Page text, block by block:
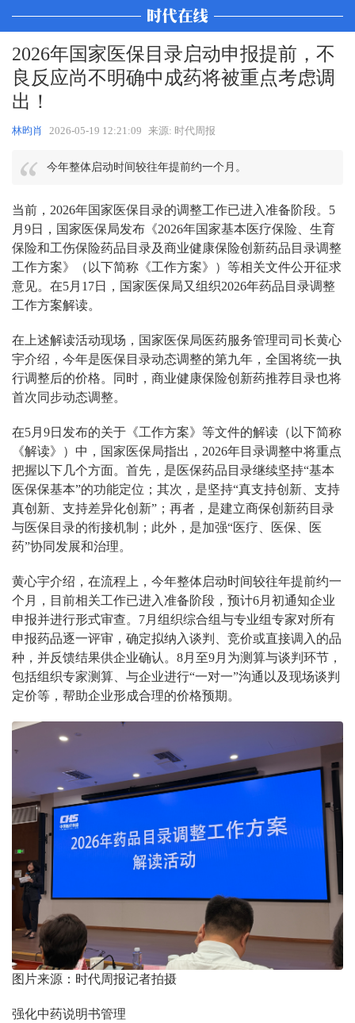
2026年国家医保目录启动申报提前，不
良反应尚不明确中成药将被重点考虑调
出！
林昀肖 2026-05-19 12:21:09 来源: 时代周报
今年整体启动时间较往年提前约一个月。
当前，2026年国家医保目录的调整工作已进入准备阶段。5
月9日，国家医保局发布《2026年国家基本医疗保险、生育
保险和工伤保险药品目录及商业健康保险创新药品目录调整
工作方案》（以下简称《工作方案》）等相关文件公开征求
意见。在5月17日，国家医保局又组织2026年药品目录调整
工作方案解读。
在上述解读活动现场，国家医保局医药服务管理司司长黄心
宇介绍，今年是医保目录动态调整的第九年，全国将统一执
行调整后的价格。同时，商业健康保险创新药推荐目录也将
首次同步动态调整。
在5月9日发布的关于《工作方案》等文件的解读（以下简称
《解读》）中，国家医保局指出，2026年目录调整中将重点
把握以下几个方面。首先，是医保药品目录继续坚持“基本
医保保基本”的功能定位；其次，是坚持“真支持创新、支持
真创新、支持差异化创新”；再者，是建立商保创新药目录
与医保目录的衔接机制；此外，是加强“医疗、医保、医
药”协同发展和治理。
黄心宇介绍，在流程上，今年整体启动时间较往年提前约一
个月，目前相关工作已进入准备阶段，预计6月初通知企业
申报并进行形式审查。7月组织综合组与专业组专家对所有
申报药品逐一评审，确定拟纳入谈判、竞价或直接调入的品
种，并反馈结果供企业确认。8月至9月为测算与谈判环节，
包括组织专家测算、与企业进行“一对一”沟通以及现场谈判
定价等，帮助企业形成合理的价格预期。
图片来源：时代周报记者拍摄
强化中药说明书管理